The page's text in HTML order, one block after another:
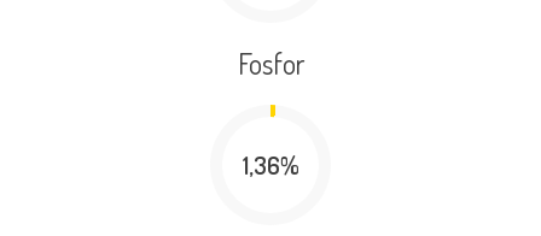
Fosfor
1,36%